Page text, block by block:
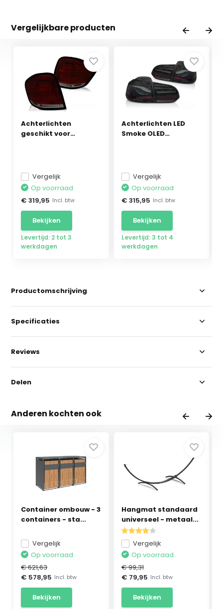
Vergelijkbare producten
Achterlichten
geschikt voor
Vergelijk
Op voorraad
€ 319,95 Incl. btw
Bekijken
Levertijd: 2 tot 3
werkdagen
Achterlichten LED
Smoke OLED
Vergelijk
Op voorraad
€ 315,95 Incl. btw
Bekijken
Levertijd: 3 tot 4
werkdagen
Productomschrijving
Specificaties
Reviews
Delen
Anderen kochten ook
Container ombouw - 3
containers - sta...
Vergelijk
Op voorraad
€ 621,63
€ 578,95 Incl. btw
Bekijken
Hangmat standaard
universeel - metaal...
Vergelijk
Op voorraad
€ 99,31
€ 79,95 Incl. btw
Bekijken